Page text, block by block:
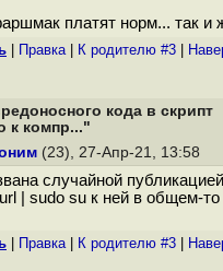
платят норм... так и
Правка| К родителю #3
кода в скрипт
к компр..."
(23), 27-Апр-21, 13:58
случайной
| sudo su к ней в общем-
Правка| К родителю #3